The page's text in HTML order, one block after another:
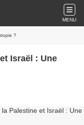
MENU
?
Israël : Une